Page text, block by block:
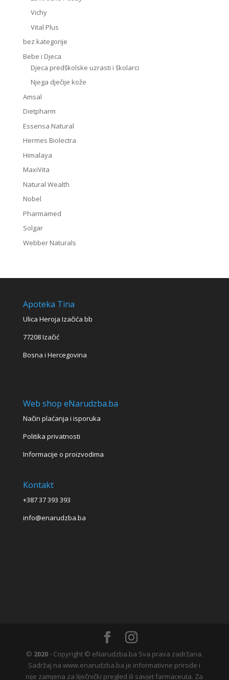
Vichy
Vital Plus
bez kategorije
Bebe i Djeca
Djeca predškolske uzrasti i školarci
Njega dječije kože
Amsal
Dietpharm
Essensa Natural
Hermes Biolectra
Himalaya
MaxiVita
Natural Wealth
Nobel
Pharmamed
Solgar
Webber Naturals
Apoteka Tina
Ulica Heroja Izačića bb
77208 Izačić
Bosna i Hercegovina
Web shop eNarudzba.ba
Način plaćanja i isporuka
Politika privatnosti
Informacije o proizvodima
Kontakt
+387 37 393 393
info@enarudzba.ba
© 2020- Copyright © eNarudzba.ba Sva prava zadržana.
Sadržaj na www.enarudzba.ba je informativne prirode i
nije zamjena za liječnički pregled ili savjet farmaceuta. Za